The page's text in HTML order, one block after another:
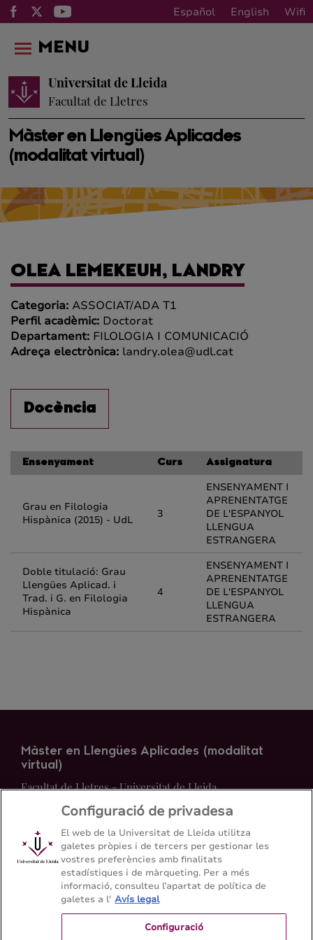
Español English Wifi
Màster en Llengües Aplicades
(modalitat virtual)
Universitat de Lleida
Facultat de Lletres
MENU
OLEA LEMEKEUH, LANDRY
Categoria: ASSOCIAT/ADA T1
Perfil acadèmic: Doctorat
Departament: FILOLOGIA I COMUNICACIÓ
Adreça electrònica: landry.olea@udl.cat
Docència
Ensenyament Curs Assignatura
Grau en Filologia
Hispànica (2015) - UdL
3
ENSENYAMENT I
APRENENTATGE
DE L'ESPANYOL
LLENGUA
ESTRANGERA
Doble titulació: Grau
Llengües Aplicad. i
Trad. i G. en Filologia
Hispànica
4
ENSENYAMENT I
APRENENTATGE
DE L'ESPANYOL
LLENGUA
ESTRANGERA
Màster en Llengües Aplicades (modalitat
virtual)
Facultat de Lletres - Universitat de Lleida
Mapa del web Contacte
973 70 23 43
Configuració de privadesa
El web de la Universitat de Lleida utilitza
galetes pròpies i de tercers per gestionar les
vostres preferències amb finalitats
estadístiques i de màrqueting. Per a més
informació, consulteu l’apartat de política de
galetes a l' Avís legal
Configuració